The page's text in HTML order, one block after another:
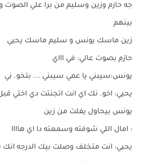
جه حازم وزين وسليم من برا علي الصوت
بينهم
زين ماسك يونس و سليم ماسك يحيي
حازم بصوت عالي: في اااي
يونس:سيبني يا عمي سيبني ... بتخو. ني
يحيي: اخو. نك اي انت اتجنتت دي اختي
يونس بيحاول يفلت من زين
: امال اللي شوفته وسمعته دا اي هاااا
يحيي: انت متخلف وصلت بيك الدرجه